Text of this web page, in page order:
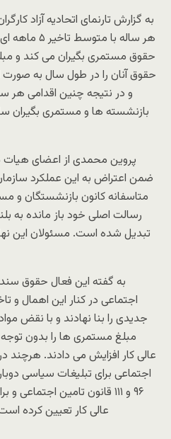
به گزارش تارنمای اتحادیه آزاد
هر ساله با
حقوق مستمری بگیران می کند و
حقوق آنان را در طول سال به
و در نتیجه چنین اقدامی هر
بازنشسته ها و مستمری بگیران
پروین محمدی از اعضای هیات
ضمن اعتراض به این عملکرد
متاسفانه کانون بازنشستگان و
رسالت اصلی خود باز مانده به
تبدیل شده است. مسئولان این
به گفته این فعال حقوق
اجتماعی در کنار این اهمال
مبلغ مستمری ها را بدون
اجتماعی برای تبلیغات سیاسی
۹۶ و ۱۱۱ قانون تامین
عالی کار تعیین کرده